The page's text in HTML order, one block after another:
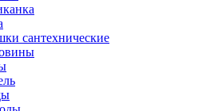
сантехнические